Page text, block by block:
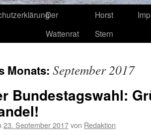
Der
Wattenrat
Horst
Stern
Monats: September 2017
Bundestagswahl:
23. September 2017von Redaktion